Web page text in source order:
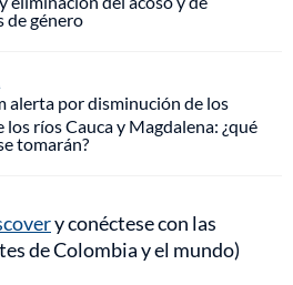
de género
alerta por disminución de los
los ríos Cauca y Magdalena: ¿qué
tomarán?
y conéctese con las
de Colombia y el mundo)